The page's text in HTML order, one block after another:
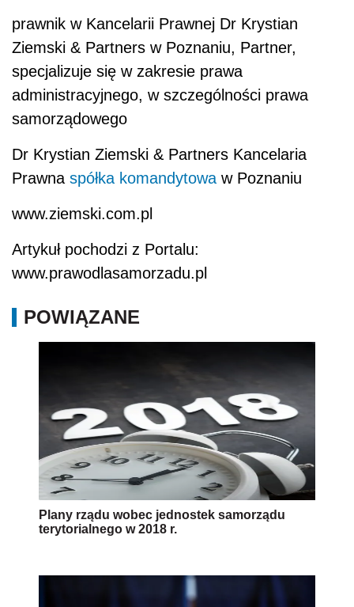
prawnik w Kancelarii Prawnej Dr Krystian
Ziemski & Partners w Poznaniu, Partner,
specjalizuje się w zakresie prawa
administracyjnego, w szczególności prawa
samorządowego
Dr Krystian Ziemski & Partners Kancelaria
Prawna spółka komandytowa w Poznaniu
www.ziemski.com.pl
Artykuł pochodzi z Portalu:
www.prawodlasamorzadu.pl
POWIĄZANE
Plany rządu wobec jednostek samorządu
terytorialnego w 2018 r.